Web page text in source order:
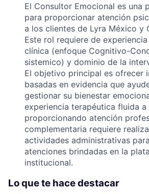
El Consultor Emocional es una
para proporcionar atención
a los clientes de Lyra México y
Este rol requiere de
clínica (enfoque Cognitivo-
sistemico) y dominio de la
El objetivo principal es ofrecer
basadas en evidencia que
gestionar su bienestar
experiencia terapéutica fluida
proporcionando atención
complementaria requiere
actividades administrativas
atenciones brindadas en la
institucional.
Lo que te hace destacar